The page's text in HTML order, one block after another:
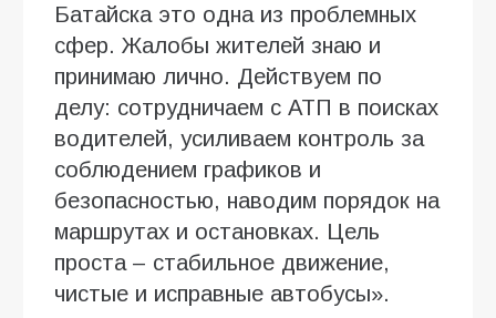
Батайска это одна из проблемных
сфер. Жалобы жителей знаю и
принимаю лично. Действуем по
делу: сотрудничаем с АТП в поисках
водителей, усиливаем контроль за
соблюдением графиков и
безопасностью, наводим порядок на
маршрутах и остановках. Цель
проста – стабильное движение,
чистые и исправные автобусы».